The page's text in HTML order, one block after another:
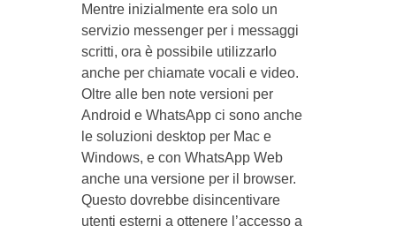
Mentre inizialmente era solo un
servizio messenger per i messaggi
scritti, ora è possibile utilizzarlo
anche per chiamate vocali e video.
Oltre alle ben note versioni per
Android e WhatsApp ci sono anche
le soluzioni desktop per Mac e
Windows, e con WhatsApp Web
anche una versione per il browser.
Questo dovrebbe disincentivare
utenti esterni a ottenere l’accesso a